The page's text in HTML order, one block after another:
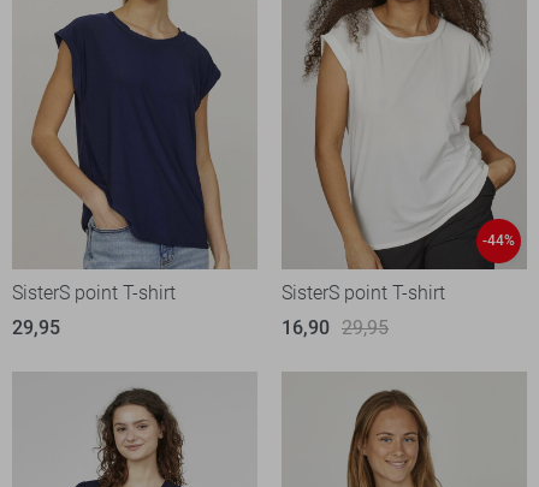
SisterS point T-shirt
29,95
-44%
SisterS point T-shirt
16,90 29,95